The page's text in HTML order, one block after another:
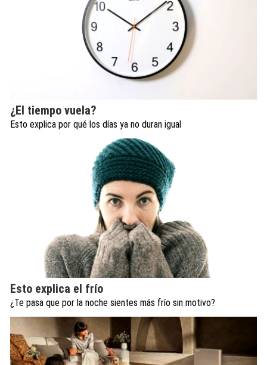
¿El tiempo vuela?
Esto explica por qué los días ya no duran igual
Esto explica el frío
¿Te pasa que por la noche sientes más frío sin motivo?